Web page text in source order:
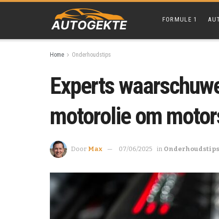
FORMULE 1
Home Onderhoudstips
Experts
motorolie om
Door Max 07/06/2025 in Onderhoudstips